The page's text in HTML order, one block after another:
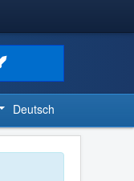
Deutsch